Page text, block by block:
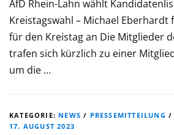
AfD Rhein-Lahn wählt
Kreistagswahl – Michael Eberhardt
für den Kreistag an Die Mitglieder
trafen sich kürzlich zu einer
um die …
KATEGORIE: NEWS / PRESSEMITTEILUNG
17. AUGUST 2023